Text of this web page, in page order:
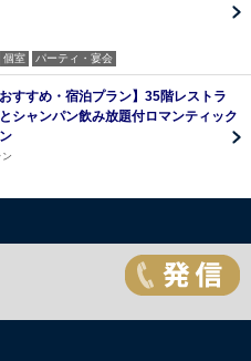
個室 パーティ・宴会
おすすめ・宿泊プラン】35階レストラ
シャンパン飲み放題付ロマンティック
ン